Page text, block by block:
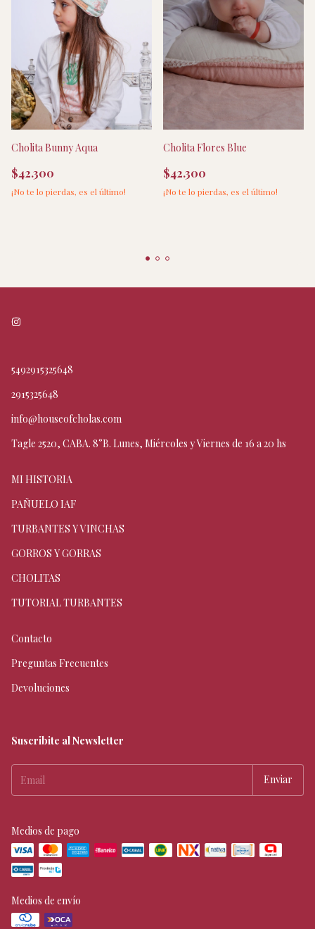
Cholita Bunny Aqua
$42.300
¡No te lo pierdas, es el último!
Cholita Flores Blue
$42.300
¡No te lo pierdas, es el último!
5492915325648
2915325648
info@houseofcholas.com
Tagle 2520, CABA. 8°B. Lunes, Miércoles y Viernes de 16 a 20 hs
MI HISTORIA
PAÑUELO IAF
TURBANTES Y VINCHAS
GORROS Y GORRAS
CHOLITAS
TUTORIAL TURBANTES
Contacto
Preguntas Frecuentes
Devoluciones
Suscribite al Newsletter
Medios de pago
Medios de envío